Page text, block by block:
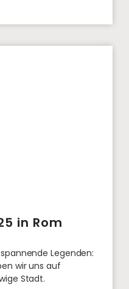
in Rom
Legenden:
wir uns auf
Stadt.